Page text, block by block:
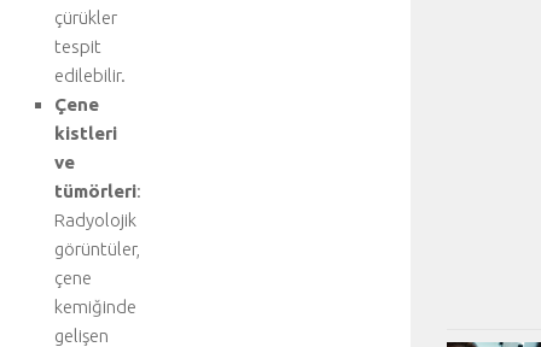
çürükler
tespit
edilebilir.
Çene
kistleri
ve
tümörleri:
Radyolojik
görüntüler,
çene
kemiğinde
gelişen